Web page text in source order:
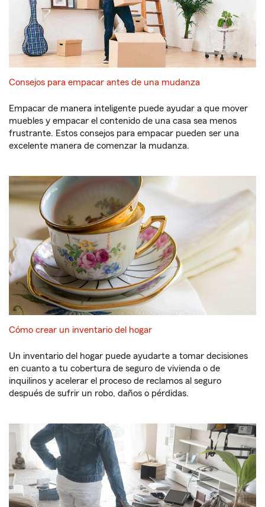
Consejos para empacar antes de una mudanza
Empacar de manera inteligente puede ayudar a que mover
muebles y empacar el contenido de una casa sea menos
frustrante. Estos consejos para empacar pueden ser una
excelente manera de comenzar la mudanza.
Cómo crear un inventario del hogar
Un inventario del hogar puede ayudarte a tomar decisiones
en cuanto a tu cobertura de seguro de vivienda o de
inquilinos y acelerar el proceso de reclamos al seguro
después de sufrir un robo, daños o pérdidas.